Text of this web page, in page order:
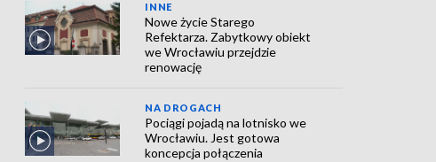
INNE
Nowe życie Starego
Refektarza. Zabytkowy obiekt
we Wrocławiu przejdzie
renowację
NA DROGACH
Pociągi pojadą na lotnisko we
Wrocławiu. Jest gotowa
koncepcja połączenia